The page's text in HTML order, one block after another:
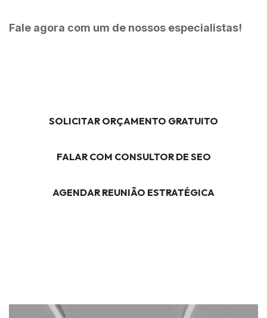
Fale agora com um de nossos especialistas!
SOLICITAR ORÇAMENTO GRATUITO
FALAR COM CONSULTOR DE SEO
AGENDAR REUNIÃO ESTRATÉGICA